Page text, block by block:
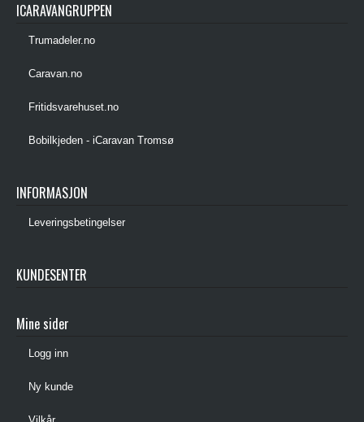
ICARAVANGRUPPEN
Trumadeler.no
Caravan.no
Fritidsvarehuset.no
Bobilkjeden - iCaravan Tromsø
INFORMASJON
Leveringsbetingelser
KUNDESENTER
Mine sider
Logg inn
Ny kunde